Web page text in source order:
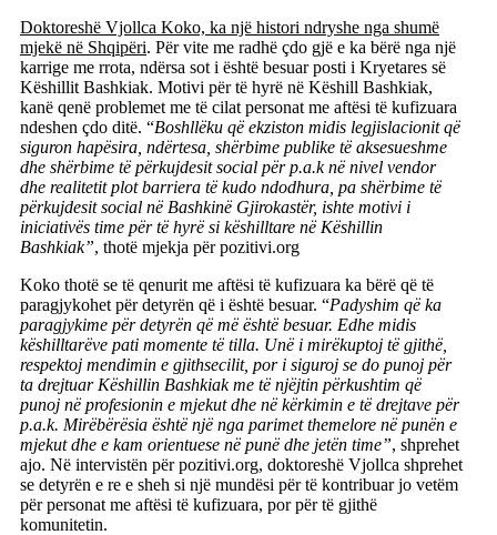
Doktoreshë Vjollca Koko, ka një histori ndryshe nga shumë
mjekë në Shqipëri. Për vite me radhë çdo gjë e ka bërë nga një
karrige me rrota, ndërsa sot i është besuar posti i Kryetares së
Këshillit Bashkiak. Motivi për të hyrë në Këshill Bashkiak,
kanë qenë problemet me të cilat personat me aftësi të kufizuara
ndeshen çdo ditë. “Boshllëku që ekziston midis legjislacionit që
siguron hapësira, ndërtesa, shërbime publike të aksesueshme
dhe shërbime të përkujdesit social për p.a.k në nivel vendor
dhe realitetit plot barriera të kudo ndodhura, pa shërbime të
përkujdesit social në Bashkinë Gjirokastër, ishte motivi i
iniciativës time për të hyrë si këshilltare në Këshillin
Bashkiak”, thotë mjekja për pozitivi.org
Koko thotë se të qenurit me aftësi të kufizuara ka bërë që të
paragjykohet për detyrën që i është besuar. “Padyshim që ka
paragjykime për detyrën që më është besuar. Edhe midis
këshilltarëve pati momente të tilla. Unë i mirëkuptoj të gjithë,
respektoj mendimin e gjithsecilit, por i siguroj se do punoj për
ta drejtuar Këshillin Bashkiak me të njëjtin përkushtim që
punoj në profesionin e mjekut dhe në kërkimin e të drejtave për
p.a.k. Mirëbërësia është një nga parimet themelore në punën e
mjekut dhe e kam orientuese në punë dhe jetën time”, shprehet
ajo. Në intervistën për pozitivi.org, doktoreshë Vjollca shprehet
se detyrën e re e sheh si një mundësi për të kontribuar jo vetëm
për personat me aftësi të kufizuara, por për të gjithë
komunitetin.